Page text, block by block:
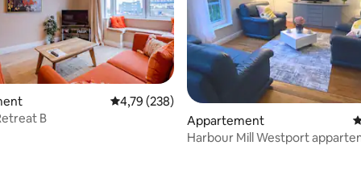
van 4,77 uit 5, 60 recensies
Gemiddelde beoordeling van 4,79 uit 5, 238
4,79 (238)
B
Appartement
Harbour Mill Westport